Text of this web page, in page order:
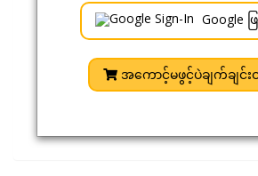
Google
အကောင့်မဖွင့်ပဲချက်ချင်